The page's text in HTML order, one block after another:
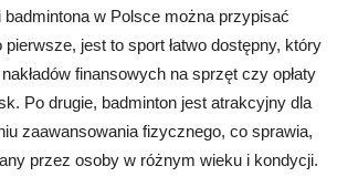
w Polsce można przypisać
jest to sport łatwo dostępny, który
finansowych na sprzęt czy opłaty
Po drugie, badminton jest atrakcyjny dla
zaawansowania fizycznego, co sprawia,
przez osoby w różnym wieku i kondycji.